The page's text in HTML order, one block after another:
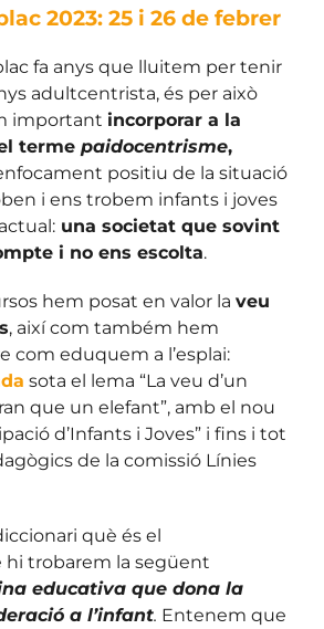
2023: 25 i 26 de febrer
fa anys que lluitem per tenir
adultcentrista, és per això
important incorporar a la
terme paidocentrisme,
positiu de la situació
i ens trobem infants i joves
una societat que sovint
i no ens escolta.
hem posat en valor la veu
, així com também hem
com eduquem a l’esplai:
sota el lema “La veu d’un
que un elefant”, amb el nou
d’Infants i Joves” i fins i tot
de la comissió Línies
què és el
trobarem la següent
educativa que dona la
a l’infant. Entenem que